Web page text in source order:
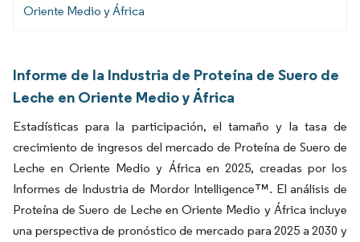
Oriente Medio y África
Informe de la Industria de Proteína de Suero de
Leche en Oriente Medio y África
Estadísticas para la participación, el tamaño y la tasa de
crecimiento de ingresos del mercado de Proteína de Suero de
Leche en Oriente Medio y África en 2025, creadas por los
Informes de Industria de Mordor Intelligence™. El análisis de
Proteína de Suero de Leche en Oriente Medio y África incluye
una perspectiva de pronóstico de mercado para 2025 a 2030 y